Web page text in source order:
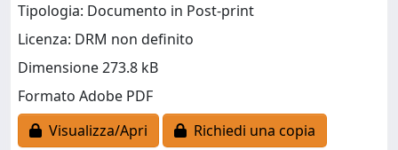
Tipologia: Documento in Post-print
Licenza: DRM non definito
Dimensione 273.8 kB
Formato Adobe PDF
Visualizza/Apri
Richiedi una copia